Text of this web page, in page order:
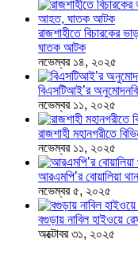
রাজশাহীতে বিচারকের
ঘাতক আটক
নভেম্বর ১৪, ২০২৫
বিএসটিআই’র
নভেম্বর ১১, ২০২৫
রাজশাহী মহানগরীতে
নভেম্বর ১১, ২০২৫
আরএমপি’র বোয়ালিয়া
নভেম্বর ৫, ২০২৫
বগুড়ায় নাবিল হাইওয়ে
অক্টোবর ৩১, ২০২৫